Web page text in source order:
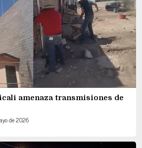
amenaza transmisiones de
de 2026